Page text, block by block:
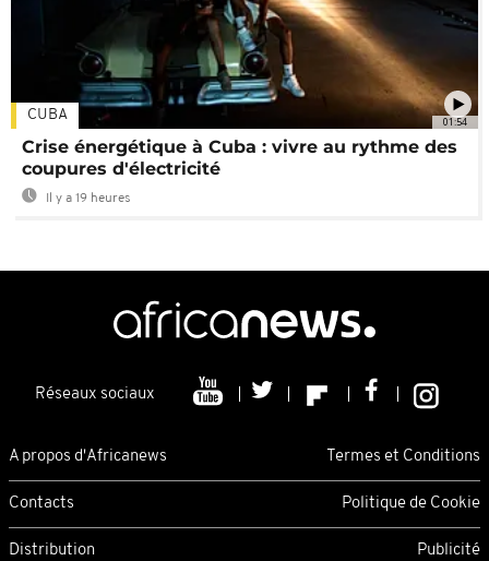
01:54
CUBA
Crise énergétique à Cuba : vivre au rythme des
coupures d'électricité
Il y a 19 heures
Réseaux sociaux
A propos d'Africanews Termes et Conditions
Contacts Politique de Cookie
Distribution Publicité